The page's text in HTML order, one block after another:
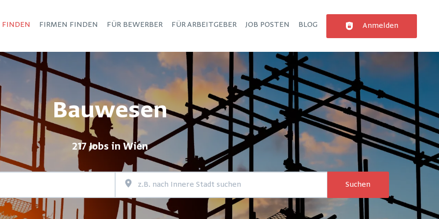
FINDEN FIRMEN FINDEN FÜR BEWERBER FÜR ARBEITGEBER JOB POSTEN BLOG Anmelden
Bauwesen
217 Jobs in Wien
Suchen